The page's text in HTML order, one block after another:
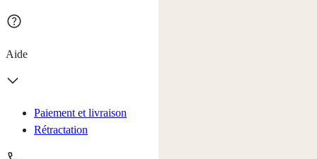
Aide
Paiement et livraison
Rétractation